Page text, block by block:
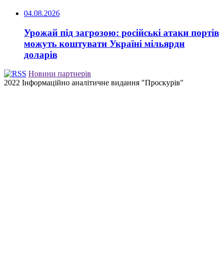
04.08.2026
Урожай під загрозою: російські атаки портів
можуть коштувати Україні мільярди
доларів
Новини партнерів
2022 Інформаційно аналітичне видання "Проскурів"